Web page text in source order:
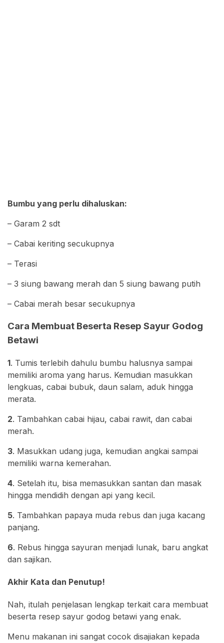
Bumbu yang perlu dihaluskan:
– Garam 2 sdt
– Cabai keriting secukupnya
– Terasi
– 3 siung bawang merah dan 5 siung bawang putih
– Cabai merah besar secukupnya
Cara Membuat Beserta Resep Sayur Godog
Betawi
1. Tumis terlebih dahulu bumbu halusnya sampai
memiliki aroma yang harus. Kemudian masukkan
lengkuas, cabai bubuk, daun salam, aduk hingga
merata.
2. Tambahkan cabai hijau, cabai rawit, dan cabai
merah.
3. Masukkan udang juga, kemudian angkai sampai
memiliki warna kemerahan.
4. Setelah itu, bisa memasukkan santan dan masak
hingga mendidih dengan api yang kecil.
5. Tambahkan papaya muda rebus dan juga kacang
panjang.
6. Rebus hingga sayuran menjadi lunak, baru angkat
dan sajikan.
Akhir Kata dan Penutup!
Nah, itulah penjelasan lengkap terkait cara membuat
beserta resep sayur godog betawi yang enak.
Menu makanan ini sangat cocok disajiakan kepada